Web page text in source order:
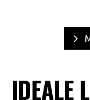
IDEALE